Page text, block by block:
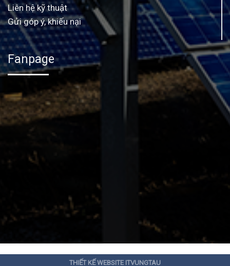
Liên hệ kỹ thuật
Gửi góp ý, khiếu nại
Fanpage
THIẾT KẾ WEBSITE ITVUNGTAU